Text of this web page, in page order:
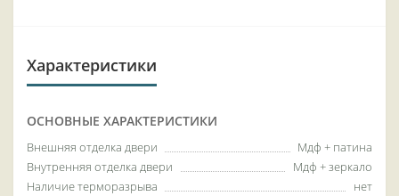
Характеристики
ОСНОВНЫЕ ХАРАКТЕРИСТИКИ
Внешняя отделка двери
Мдф + патина
Внутренняя отделка двери
Мдф + зеркало
Наличие терморазрыва
нет